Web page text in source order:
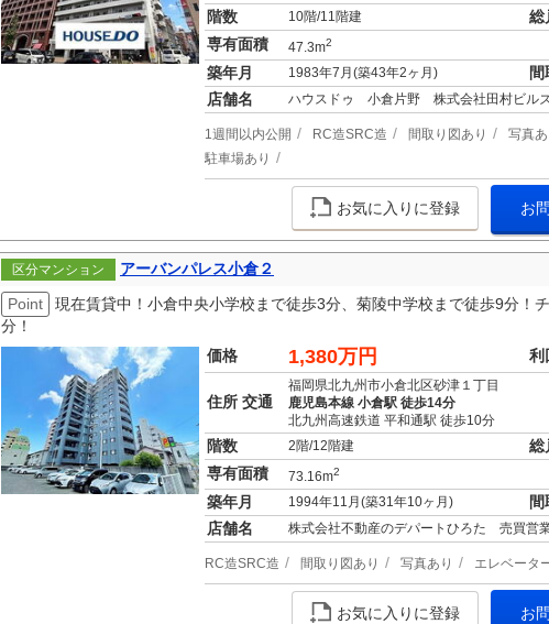
階数 10階/11階建 総
専有面積 47.3m2
築年月 1983年7月(築43年2ヶ月) 間
店舗名 ハウスドゥ 小倉片野 株式会社田村ビル
1週間以内公開 RC造SRC造 間取り図あり 写真あ
駐車場あり
お気に入りに登録 お
区分マンション
アーバンパレス小倉２
Point
現在賃貸中！小倉中央小学校まで徒歩3分、菊陵中学校まで徒歩9分！
分！
価格
1,380万円 利
住所 交通
福岡県北九州市小倉北区砂津１丁目
鹿児島本線 小倉駅 徒歩14分
北九州高速鉄道 平和通駅 徒歩10分
階数 2階/12階建 総
専有面積 73.16m2
築年月 1994年11月(築31年10ヶ月) 間
店舗名 株式会社不動産のデパートひろた 売買営
RC造SRC造 間取り図あり 写真あり エレベータ
お気に入りに登録 お